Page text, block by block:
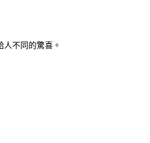
不同的驚喜。